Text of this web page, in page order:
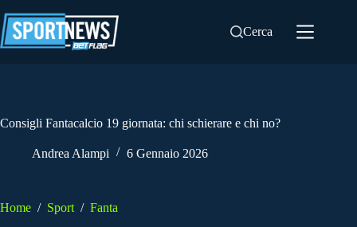
al
contenuto
Cerca
Consigli Fantacalcio 19 giornata: chi schierare e chi no?
Andrea Alampi 6 Gennaio 2026
Home / Sport / Fanta